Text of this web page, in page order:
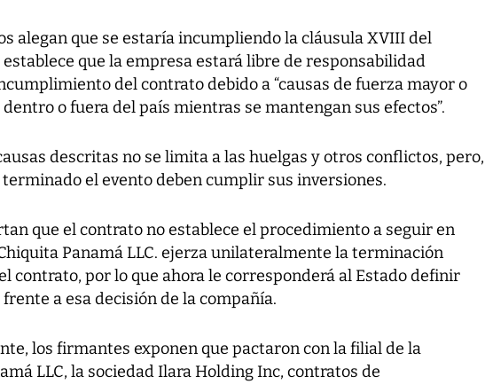
alegan que se estaría incumpliendo la cláusula XVIII del
que la empresa estará libre de responsabilidad
del contrato debido a “causas de fuerza mayor o
o fuera del país mientras se mantengan sus efectos”.
descritas no se limita a las huelgas y otros conflictos, pero,
el evento deben cumplir sus inversiones.
que el contrato no establece el procedimiento a seguir en
Panamá LLC. ejerza unilateralmente la terminación
contrato, por lo que ahora le corresponderá al Estado definir
frente a esa decisión de la compañía.
los firmantes exponen que pactaron con la filial de la
LLC, la sociedad Ilara Holding Inc, contratos de